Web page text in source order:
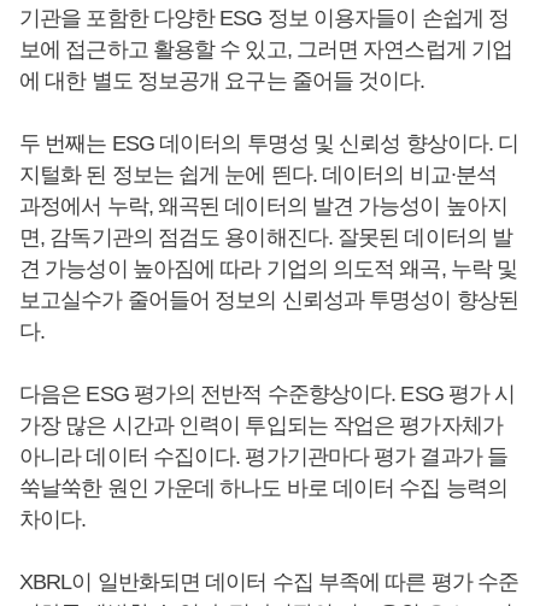
기관을 포함한 다양한 ESG 정보 이용자들이 손쉽게 정
보에 접근하고 활용할 수 있고, 그러면 자연스럽게 기업
에 대한 별도 정보공개 요구는 줄어들 것이다.
두 번째는 ESG 데이터의 투명성 및 신뢰성 향상이다. 디
지털화 된 정보는 쉽게 눈에 띈다. 데이터의 비교∙분석
과정에서 누락, 왜곡된 데이터의 발견 가능성이 높아지
면, 감독기관의 점검도 용이해진다. 잘못된 데이터의 발
견 가능성이 높아짐에 따라 기업의 의도적 왜곡, 누락 및
보고실수가 줄어들어 정보의 신뢰성과 투명성이 향상된
다.
다음은 ESG 평가의 전반적 수준향상이다. ESG 평가 시
가장 많은 시간과 인력이 투입되는 작업은 평가자체가
아니라 데이터 수집이다. 평가기관마다 평가 결과가 들
쑥날쑥한 원인 가운데 하나도 바로 데이터 수집 능력의
차이다.
XBRL이 일반화되면 데이터 수집 부족에 따른 평가 수준